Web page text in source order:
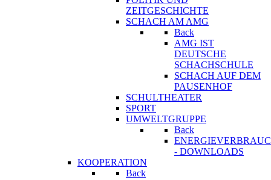
ZEITGESCHICHTE
SCHACH AM AMG
Back
AMG IST
DEUTSCHE
SCHACHSCHULE
SCHACH AUF DEM
PAUSENHOF
SCHULTHEATER
SPORT
UMWELTGRUPPE
Back
- DOWNLOADS
KOOPERATION
Back